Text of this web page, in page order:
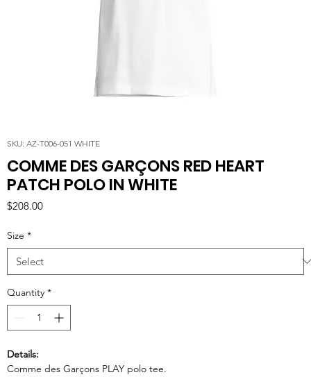
SKU: AZ-T006-051 WHITE
COMME DES GARÇONS RED HEART
PATCH POLO IN WHITE
$208.00Price
Size *
Quantity *
Details:
Comme des Garçons PLAY polo tee.